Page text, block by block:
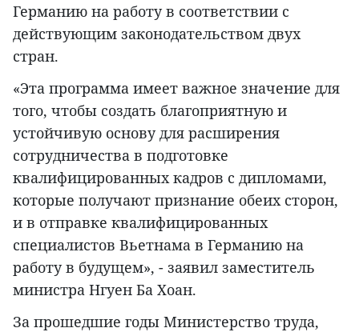
Германию на работу в соответствии с
действующим законодательством двух
стран.
«Эта программа имеет важное значение для
того, чтобы создать благоприятную и
устойчивую основу для расширения
сотрудничества в подготовке
квалифицированных кадров с дипломами,
которые получают признание обеих сторон,
и в отправке квалифицированных
специалистов Вьетнама в Германию на
работу в будущем», - заявил заместитель
министра Нгуен Ба Хоан.
За прошедшие годы Министерство труда,